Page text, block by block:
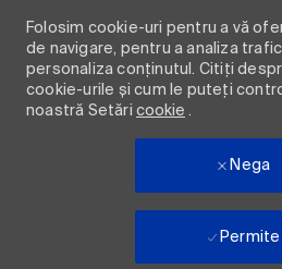
Folosim cookie-uri pentru a vă
de navigare, pentru a analiza
personaliza conținutul. Citiți
cookie-urile și cum le puteți
noastră Setări cookie .
Nega
Permite